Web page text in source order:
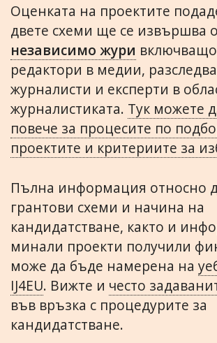
Оценката на проектите
двете схеми ще се извършва
независимо жури
редактори в медии,
журналисти и експерти в
журналистиката. Тук можете
повече за процесите по
проектите и критериите за
Пълна информация относно
грантови схеми и начина на
кандидатстване, както и
минали проекти получили
може да бъде намерена на
IJ4EU. Вижте и често
във връзка с процедурите за
кандидатстване.